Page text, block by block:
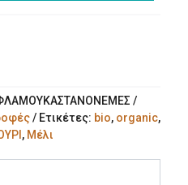
Ετικέτες: bio, organic,
, Μέλι